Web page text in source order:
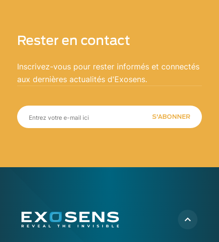
Rester en contact
Inscrivez-vous pour rester informés et connectés
aux dernières actualités d'Exosens.
S'ABONNER